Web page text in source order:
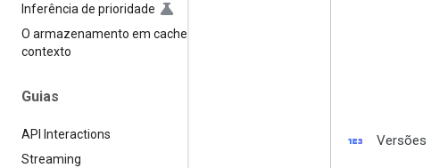
Inferência de prioridade
O armazenamento em cache de
contexto
Guias
API Interactions
Streaming
123 Versões